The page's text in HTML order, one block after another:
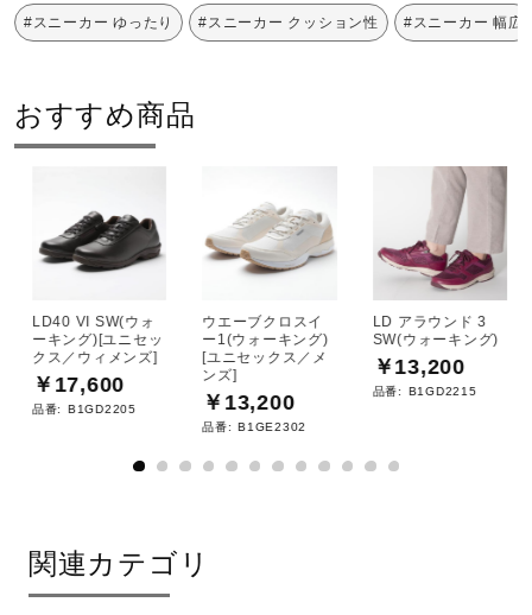
素材
甲材／合成繊維×人工皮革
底材／合成底
ベトナム製
質量
約290g（26.5cm片方）
サステナビリティ
#スニーカー ゆったり #スニーカー クッション性 #スニーカー 幅広
おすすめ商品
LD40 VI SW(ウォ
ーキング)[ユニセッ
クス／ウィメンズ]
￥17,600
品番: B1GD2205
ウエーブクロスイ
ー1(ウォーキング)
[ユニセックス／メ
ンズ]
￥13,200
品番: B1GE2302
LD アラウンド 3
SW(ウォーキング)
￥13,200
品番: B1GD2215
関連カテゴリ